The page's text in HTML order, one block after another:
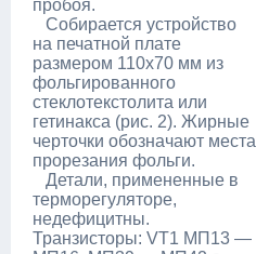
пробоя.
Собирается устройство
на печатной плате
размером 110х70 мм из
фольгированного
стеклотекстолита или
гетинакса (рис. 2). Жирные
черточки обозначают места
прорезания фольги.
Детали, примененные в
терморегуляторе,
недефицитны.
Транзисторы: VT1 МП13 —